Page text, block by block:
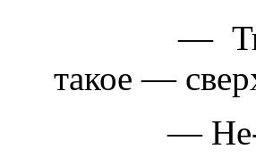
— Ты
такое —
— Не-